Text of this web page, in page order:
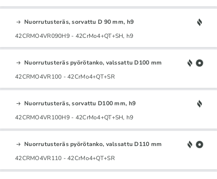
Nuorrutusteräs, sorvattu D 90 mm, h9
42CRMO4VR090H9 - 42CrMo4+QT+SH, h9
Nuorrutusteräs pyörötanko, valssattu D100 mm
42CRMO4VR100 - 42CrMo4+QT+SR
Nuorrutusteräs, sorvattu D100 mm, h9
42CRMO4VR100H9 - 42CrMo4+QT+SH, h9
Nuorrutusteräs pyörötanko, valssattu D110 mm
42CRMO4VR110 - 42CrMo4+QT+SR